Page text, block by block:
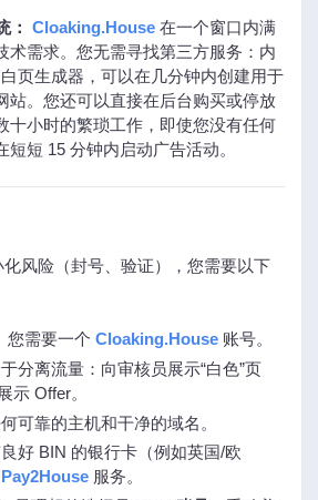
： Cloaking.House 在一个窗口内满
术需求。您无需寻找第三方服务：内
页生成器，可以在几分钟内创建用于
站。您还可以直接在后台购买或停放
十小时的繁琐工作，即使您没有任何
短短 15 分钟内启动广告活动。
风险（封号、验证），您需要以下
您需要一个 Cloaking.House账号。
分离流量：向审核员展示“白色”页
示 Offer。
可靠的主机和干净的域名。
好 BIN 的银行卡（例如英国/欧
Pay2House服务。